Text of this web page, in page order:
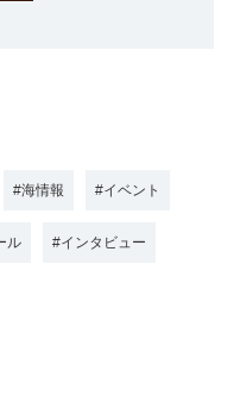
海情報 イベント
ル インタビュー